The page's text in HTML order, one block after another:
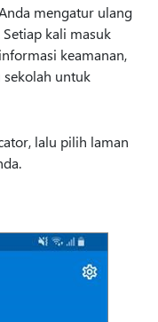
mengatur ulang
kali masuk
keamanan,
sekolah untuk
lalu pilih laman